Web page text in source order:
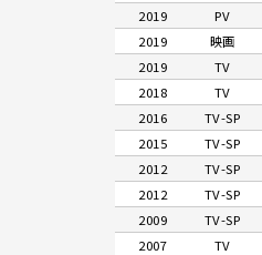
2019 PV
2019 映画
2019 TV
2018
TV
2016 TV-SP
2015 TV-SP
2012 TV-SP
2012 TV-SP
2009 TV-SP
2007 TV